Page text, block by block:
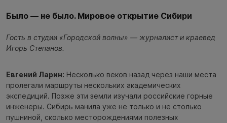
Было — не было. Мировое открытие Сибири
Гость в студии «Городской волны» — журналист и краевед
Игорь Степанов.
Евгений Ларин: Несколько веков назад через наши места
пролегали маршруты нескольких академических
экспедиций. Позже эти земли изучали российские горные
инженеры. Сибирь манила уже не только и не столько
пушниной, сколько месторождениями полезных